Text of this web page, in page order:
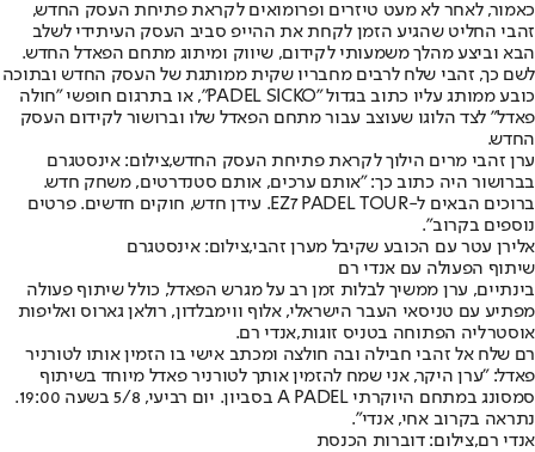
כאמור, לאחר לא מעט טיזרים ופרומואים לקראת פתיחת העסק החדש,
זהבי החליט שהגיע הזמן לקחת את ההייפ סביב העסק העיתידי לשלב
הבא וביצע מהלך משמעותי לקידום, שיווק ומיתוג מתחם הפאדל החדש.
לשם כך, זהבי שלח לרבים מחבריו שקית ממותגת של העסק החדש ובתוכה
כובע ממותג עליו כתוב בגדול "PADEL SICKO", או בתרגום חופשי "חולה
פאדל" לצד הלוגו שעוצב עבור מתחם הפאדל שלו וברושור לקידום העסק
החדש.
ערן זהבי מרים הילוך לקראת פתיחת העסק החדש,צילום: אינסטגרם
בברושור היה כתוב כך: "אותם ערכים, אותם סטנדרטים, משחק חדש.
ברוכים הבאים ל-EZ7 PADEL TOUR. עידן חדש, חוקים חדשים. פרטים
נוספים בקרוב".
אלירן עטר עם הכובע שקיבל מערן זהבי,צילום: אינסטגרם
שיתוף הפעולה עם אנדי רם
בינתיים, ערן ממשיך לבלות זמן רב על מגרש הפאדל, כולל שיתוף פעולה
מפתיע עם טניסאי העבר הישראלי, אלוף ווימבלדון, רולאן גארוס ואליפות
אוסטרליה הפתוחה בטניס זוגות,אנדי רם.
רם שלח אל זהבי חבילה ובה חולצה ומכתב אישי בו הזמין אותו לטורניר
פאדל: "ערן היקר, אני שמח להזמין אותך לטורניר פאדל מיוחד בשיתוף
סמסונג במתחם היוקרתי A PADEL בסביון. יום רביעי, 5/8 בשעה 19:00.
נתראה בקרוב אחי, אנדי".
אנדי רם,צילום: דוברות הכנסת